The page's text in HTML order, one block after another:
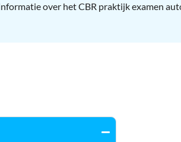
over het CBR praktijk examen